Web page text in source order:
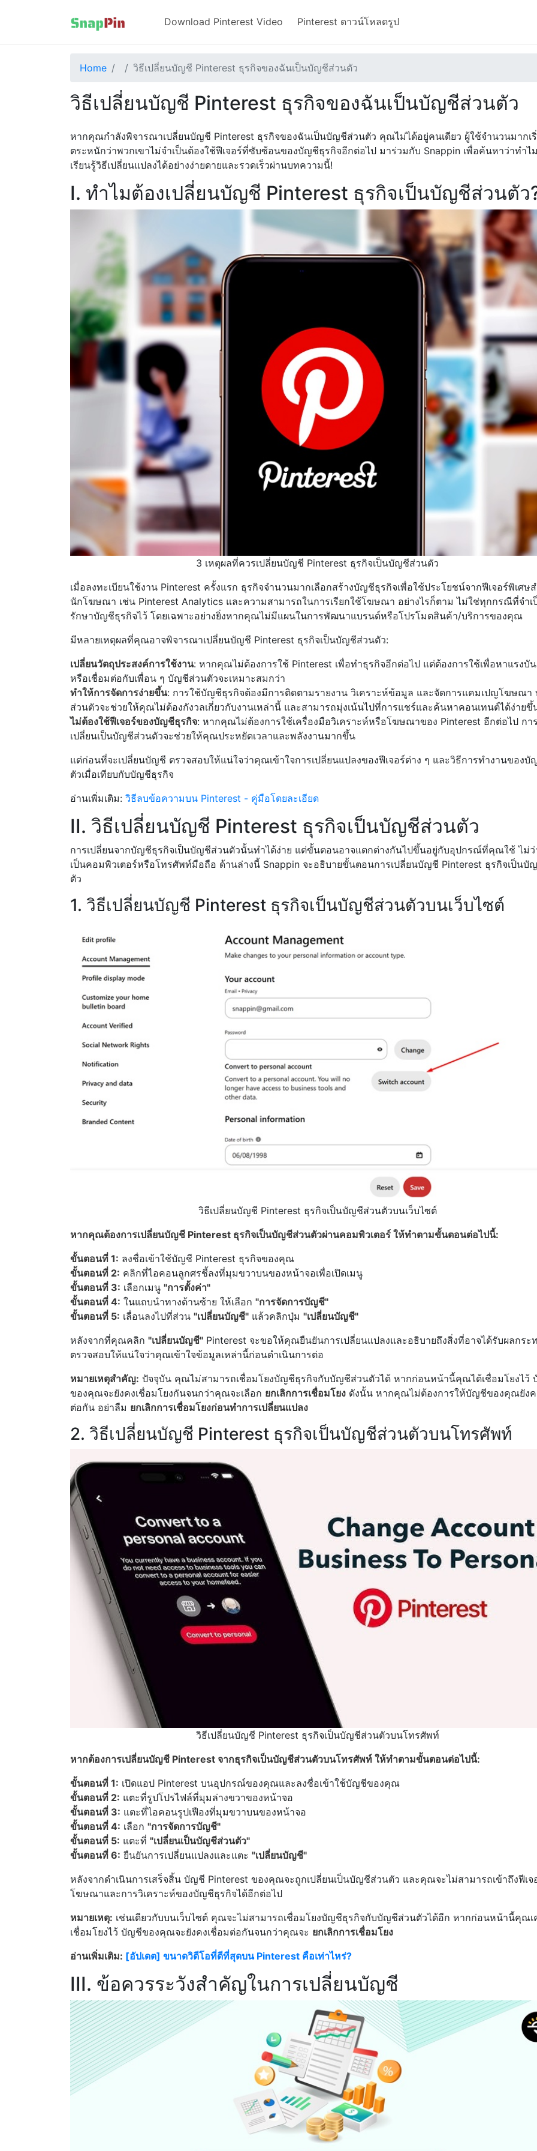
Download Pinterest Video Pinterest ดาวน์โหลดรูป
Home วิธีเปลี่ยนบัญชี Pinterest ธุรกิจของฉันเป็นบัญชีส่วนตัว
วิธีเปลี่ยนบัญชี Pinterest ธุรกิจของฉันเป็นบัญชีส่วนตัว
หากคุณกำลังพิจารณาเปลี่ยนบัญชี Pinterest ธุรกิจของฉันเป็นบัญชีส่วนตัว คุณไม่ได้อยู่คนเดียว ผู้ใช้จำนวนมากเ
ตระหนักว่าพวกเขาไม่จำเป็นต้องใช้ฟีเจอร์ที่ซับซ้อนของบัญชีธุรกิจอีกต่อไป มาร่วมกับ Snappin เพื่อค้นหาว่าทำไ
เรียนรู้วิธีเปลี่ยนแปลงได้อย่างง่ายดายและรวดเร็วผ่านบทความนี้!
I. ทำไมต้องเปลี่ยนบัญชี Pinterest ธุรกิจเป็นบัญชีส่วนตัว
3 เหตุผลที่ควรเปลี่ยนบัญชี Pinterest ธุรกิจเป็นบัญชีส่วนตัว
เมื่อลงทะเบียนใช้งาน Pinterest ครั้งแรก ธุรกิจจำนวนมากเลือกสร้างบัญชีธุรกิจเพื่อใช้ประโยชน์จากฟีเจอร์พิเศษ
นักโฆษณา เช่น Pinterest Analytics และความสามารถในการเรียกใช้โฆษณา อย่างไรก็ตาม ไม่ใช่ทุกกรณีที่จำเ
รักษาบัญชีธุรกิจไว้ โดยเฉพาะอย่างยิ่งหากคุณไม่มีแผนในการพัฒนาแบรนด์หรือโปรโมตสินค้า/บริการของคุณ
มีหลายเหตุผลที่คุณอาจพิจารณาเปลี่ยนบัญชี Pinterest ธุรกิจเป็นบัญชีส่วนตัว:
เปลี่ยนวัตถุประสงค์การใช้งาน: หากคุณไม่ต้องการใช้ Pinterest เพื่อทำธุรกิจอีกต่อไป แต่ต้องการใช้เพื่อหาแรงบั
หรือเชื่อมต่อกับเพื่อน ๆ บัญชีส่วนตัวจะเหมาะสมกว่า
ทำให้การจัดการง่ายขึ้น: การใช้บัญชีธุรกิจต้องมีการติดตามรายงาน วิเคราะห์ข้อมูล และจัดการแคมเปญโฆษณ
ส่วนตัวจะช่วยให้คุณไม่ต้องกังวลเกี่ยวกับงานเหล่านี้ และสามารถมุ่งเน้นไปที่การแชร์และค้นหาคอนเทนต์ได้ง่ายขึ้
ไม่ต้องใช้ฟีเจอร์ของบัญชีธุรกิจ: หากคุณไม่ต้องการใช้เครื่องมือวิเคราะห์หรือโฆษณาของ Pinterest อีกต่อไป กา
เปลี่ยนเป็นบัญชีส่วนตัวจะช่วยให้คุณประหยัดเวลาและพลังงานมากขึ้น
แต่ก่อนที่จะเปลี่ยนบัญชี ตรวจสอบให้แน่ใจว่าคุณเข้าใจการเปลี่ยนแปลงของฟีเจอร์ต่าง ๆ และวิธีการทำงานของ
ตัวเมื่อเทียบกับบัญชีธุรกิจ
อ่านเพิ่มเติม: วิธีลบข้อความบน Pinterest - คู่มือโดยละเอียด
II. วิธีเปลี่ยนบัญชี Pinterest ธุรกิจเป็นบัญชีส่วนตัว
การเปลี่ยนจากบัญชีธุรกิจเป็นบัญชีส่วนตัวนั้นทำได้ง่าย แต่ขั้นตอนอาจแตกต่างกันไปขึ้นอยู่กับอุปกรณ์ที่คุณใช้ ไม่ว่
เป็นคอมพิวเตอร์หรือโทรศัพท์มือถือ ด้านล่างนี้ Snappin จะอธิบายขั้นตอนการเปลี่ยนบัญชี Pinterest ธุรกิจเป็นบั
ตัว
1. วิธีเปลี่ยนบัญชี Pinterest ธุรกิจเป็นบัญชีส่วนตัวบนเว็บไซต์
วิธีเปลี่ยนบัญชี Pinterest ธุรกิจเป็นบัญชีส่วนตัวบนเว็บไซต์
หากคุณต้องการเปลี่ยนบัญชี Pinterest ธุรกิจเป็นบัญชีส่วนตัวผ่านคอมพิวเตอร์ ให้ทำตามขั้นตอนต่อไปนี้:
ขั้นตอนที่ 1: ลงชื่อเข้าใช้บัญชี Pinterest ธุรกิจของคุณ
ขั้นตอนที่ 2: คลิกที่ไอคอนลูกศรชี้ลงที่มุมขวาบนของหน้าจอเพื่อเปิดเมนู
ขั้นตอนที่ 3: เลือกเมนู "การตั้งค่า"
ขั้นตอนที่ 4: ในแถบนำทางด้านซ้าย ให้เลือก "การจัดการบัญชี"
ขั้นตอนที่ 5: เลื่อนลงไปที่ส่วน "เปลี่ยนบัญชี" แล้วคลิกปุ่ม "เปลี่ยนบัญชี"
หลังจากที่คุณคลิก "เปลี่ยนบัญชี" Pinterest จะขอให้คุณยืนยันการเปลี่ยนแปลงและอธิบายถึงสิ่งที่อาจได้รับผลกระ
ตรวจสอบให้แน่ใจว่าคุณเข้าใจข้อมูลเหล่านี้ก่อนดำเนินการต่อ
หมายเหตุสำคัญ: ปัจจุบัน คุณไม่สามารถเชื่อมโยงบัญชีธุรกิจกับบัญชีส่วนตัวได้ หากก่อนหน้านี้คุณได้เชื่อมโยงไว้
ของคุณจะยังคงเชื่อมโยงกันจนกว่าคุณจะเลือก ยกเลิกการเชื่อมโยง ดังนั้น หากคุณไม่ต้องการให้บัญชีของคุณยังค
ต่อกัน อย่าลืม ยกเลิกการเชื่อมโยงก่อนทำการเปลี่ยนแปลง
2. วิธีเปลี่ยนบัญชี Pinterest ธุรกิจเป็นบัญชีส่วนตัวบนโทรศัพท์
วิธีเปลี่ยนบัญชี Pinterest ธุรกิจเป็นบัญชีส่วนตัวบนโทรศัพท์
หากต้องการเปลี่ยนบัญชี Pinterest จากธุรกิจเป็นบัญชีส่วนตัวบนโทรศัพท์ ให้ทำตามขั้นตอนต่อไปนี้:
ขั้นตอนที่ 1: เปิดแอป Pinterest บนอุปกรณ์ของคุณและลงชื่อเข้าใช้บัญชีของคุณ
ขั้นตอนที่ 2: แตะที่รูปโปรไฟล์ที่มุมล่างขวาของหน้าจอ
ขั้นตอนที่ 3: แตะที่ไอคอนรูปเฟืองที่มุมขวาบนของหน้าจอ
ขั้นตอนที่ 4: เลือก "การจัดการบัญชี"
ขั้นตอนที่ 5: แตะที่ "เปลี่ยนเป็นบัญชีส่วนตัว"
ขั้นตอนที่ 6: ยืนยันการเปลี่ยนแปลงและแตะ "เปลี่ยนบัญชี"
หลังจากดำเนินการเสร็จสิ้น บัญชี Pinterest ของคุณจะถูกเปลี่ยนเป็นบัญชีส่วนตัว และคุณจะไม่สามารถเข้าถึงฟีเจ
โฆษณาและการวิเคราะห์ของบัญชีธุรกิจได้อีกต่อไป
หมายเหตุ: เช่นเดียวกับบนเว็บไซต์ คุณจะไม่สามารถเชื่อมโยงบัญชีธุรกิจกับบัญชีส่วนตัวได้อีก หากก่อนหน้านี้คุณเ
เชื่อมโยงไว้ บัญชีของคุณจะยังคงเชื่อมต่อกันจนกว่าคุณจะ ยกเลิกการเชื่อมโยง
อ่านเพิ่มเติม: [อัปเดต] ขนาดวิดีโอที่ดีที่สุดบน Pinterest คือเท่าไหร่?
III. ข้อควรระวังสำคัญในการเปลี่ยนบัญชี